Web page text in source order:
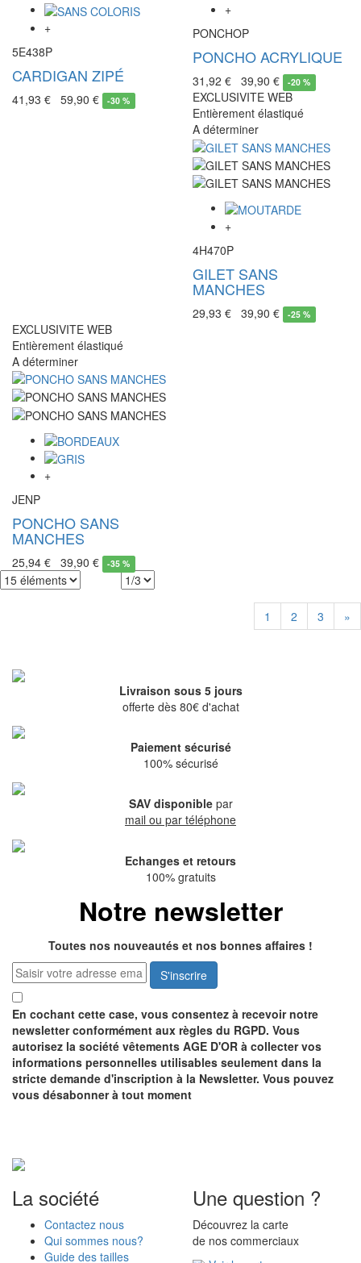
+
5E438P
CARDIGAN ZIPÉ
41,93 € 59,90 € -30 %
+
PONCHOP
PONCHO ACRYLIQUE
31,92 € 39,90 € -20 %
EXCLUSIVITE WEB
Entièrement élastiqué
A déterminer
+
4H470P
GILET SANS
MANCHES
29,93 € 39,90 € -25 %
EXCLUSIVITE WEB
Entièrement élastiqué
A déterminer
+
JENP
PONCHO SANS
MANCHES
25,94 € 39,90 € -35 %
1 2 3 »
Livraison sous 5 jours
offerte dès 80€ d'achat
Paiement sécurisé
100% sécurisé
SAV disponiblepar
mail ou par téléphone
Echanges et retours
100% gratuits
Notre newsletter
Toutes nos nouveautés et nos bonnes affaires !
S'inscrire
En cochant cette case, vous consentez à recevoir notre
newsletter conformément aux règles du RGPD. Vous
autorisez la société vêtements AGE D'OR à collecter vos
informations personnelles utilisables seulement dans la
stricte demande d'inscription à la Newsletter. Vous pouvez
vous désabonner à tout moment
La société
Contactez nous
Qui sommes nous?
Guide des tailles
Une question ?
Découvrez la carte
de nos commerciaux